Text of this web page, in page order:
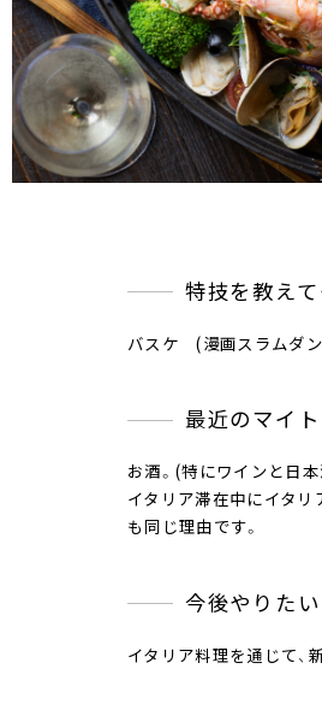
特技を教えて
バスケ (漫画スラムダ
最近のマイ
お酒。(特にワインと日
イタリア滞在中にイタ
も同じ理由です。
今後やりた
イタリア料理を通じて、